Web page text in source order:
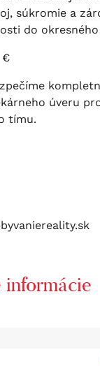
súkromie a
do okresného
€
úveru
tímu.